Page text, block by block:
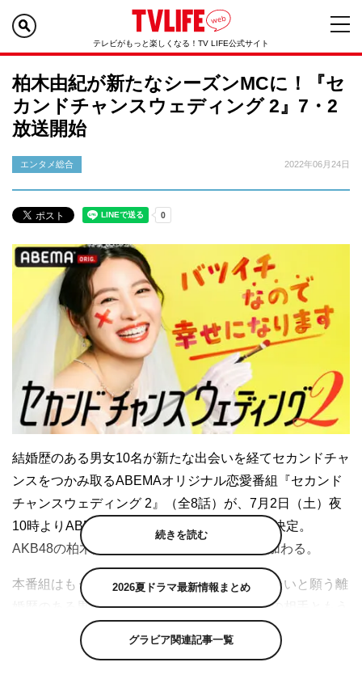
テレビがもっと楽しくなる！TV LIFE公式サイト
柏木由紀が新たなシーズンMCに！『セ
カンドチャンスウェディング 2』7・2
放送開始
エンタメ総合 2022年06月24日
結婚歴のある男女10名が新たな出会いを経てセカンドチャ
ンスをつかみ取るABEMAオリジナル恋愛番組『セカンド
チャンスウェディング 2』（全8話）が、7月2日（土）夜
10時よりABEMA SPECIALチャンネルで放送決定。
AKB48の柏木由紀が、新たなシーズンMCに加わる。
本番組はもう一度、結婚したい、幸せになりたいと願う離
婚歴のある男女が新たな出会いを経て、運命の相手ともう
1度結婚に向き合う大人のリアルな恋愛番組。過去に放送
したシーズン1では、結婚と離婚の両方を経験した出演者
続きを読む
2026夏ドラマ最新情報まとめ
グラビア関連記事一覧